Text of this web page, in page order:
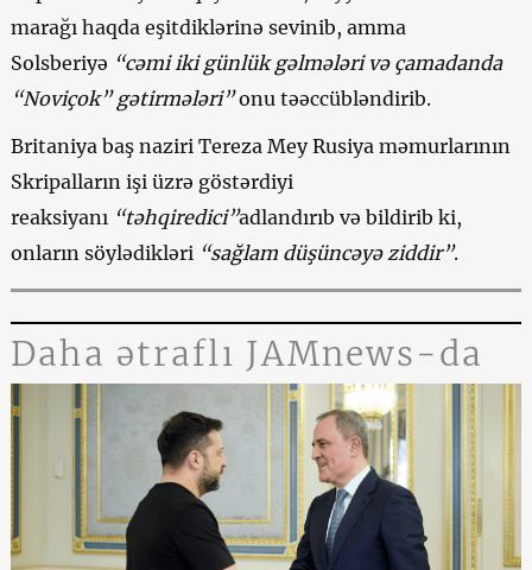
marağı haqda eşitdiklərinə sevinib, amma
Solsberiyə “cəmi iki günlük gəlmələri və çamadanda
“Noviçok” gətirmələri”onu təəccübləndirib.
Britaniya baş naziri Tereza Mey Rusiya məmurlarının
Skripalların işi üzrə göstərdiyi
reaksiyanı “təhqiredici”adlandırıb və bildirib ki,
onların söylədikləri “sağlam düşüncəyə ziddir”.
Daha ətraflı JAMnews-da